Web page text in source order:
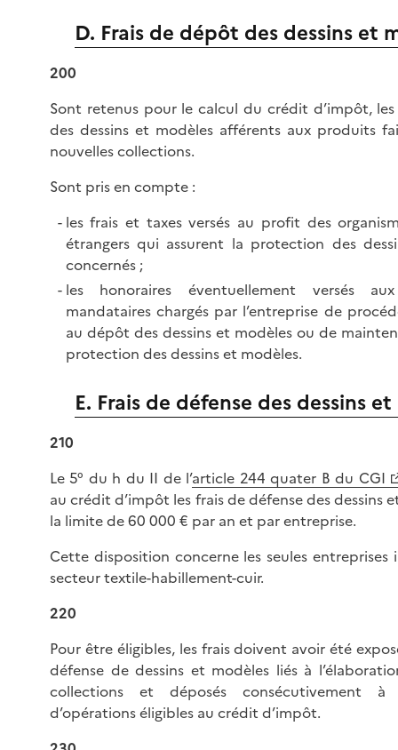
D. Frais de dépôt des dessins et
200
Sont retenus pour le calcul du crédit d’impôt,
des dessins et modèles afférents aux produits
nouvelles collections.
Sont pris en compte :
les frais et taxes versés au profit des
étrangers qui assurent la protection des
concernés ;
les honoraires éventuellement versés
mandataires chargés par l’entreprise de
au dépôt des dessins et modèles ou de
protection des dessins et modèles.
E. Frais de défense des dessins
210
Le 5° du h du II de l’article 244 quater B du CGI
au crédit d’impôt les frais de défense des dessins
la limite de 60 000 € par an et par entreprise.
Cette disposition concerne les seules entreprises
secteur textile-habillement-cuir.
220
Pour être éligibles, les frais doivent avoir été
défense de dessins et modèles liés à
collections et déposés consécutivement à
d’opérations éligibles au crédit d’impôt.